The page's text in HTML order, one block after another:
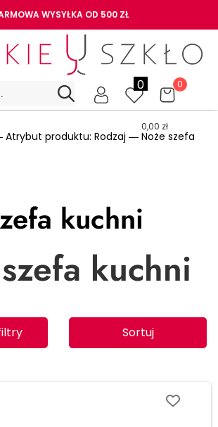
WYSYŁKA OD 500 ZŁ
0 0
0,00 zł
produktu: Rodzaj ― Noże szefa
kuchni
kuchni
Sortuj